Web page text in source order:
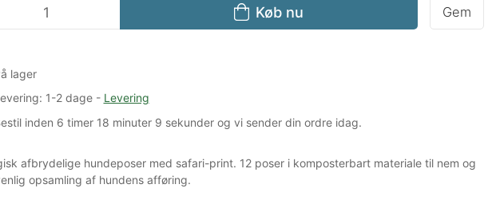
Køb nu Gem
lager
1-2 dage- Levering
inden 6 timer18 minuter8 sekunderog vi sender din ordre idag.
afbrydelige hundeposer med safari-print. 12 poser i komposterbart materiale til nem og
opsamling af hundens afføring.